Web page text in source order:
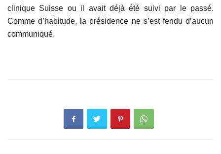
clinique Suisse ou il avait déjà été suivi par le passé.
Comme d’habitude, la présidence ne s’est fendu d’aucun
communiqué.